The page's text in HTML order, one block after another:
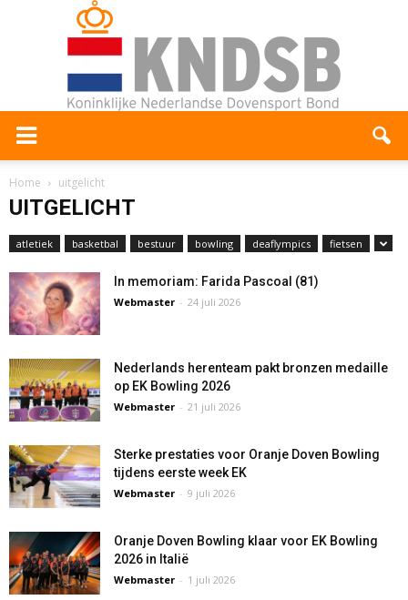
Home uitgelicht
UITGELICHT
atletiek basketbal bestuur bowling deaflympics fietsen
In memoriam: Farida Pascoal (81)
Webmaster - 24 juli 2026
Nederlands herenteam pakt bronzen medaille
op EK Bowling 2026
Webmaster - 21 juli 2026
Sterke prestaties voor Oranje Doven Bowling
tijdens eerste week EK
Webmaster - 9 juli 2026
Oranje Doven Bowling klaar voor EK Bowling
2026 in Italië
Webmaster - 1 juli 2026